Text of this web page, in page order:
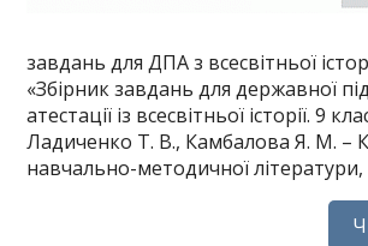
завдань для ДПА з всесвітньої
«Збірник завдань для державної
атестації із всесвітньої історії. 9
Ладиченко Т. В., Камбалова Я. М. –
навчально-методичної літератури,